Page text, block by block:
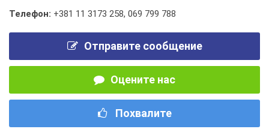
Телефон: +381 11 3173 258, 069 799 788
Отправите сообщение
Оцените нас
Похвалите